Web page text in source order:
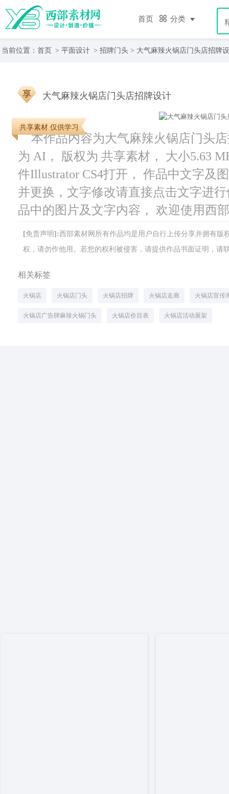
首页 分类
当前位置： 首页 > 平面设计 > 招牌门头 > 大气麻辣火锅店门头店招牌
大气麻辣火锅店门头店招牌设计
共享素材 仅供学习
本作品内容为大气麻辣火锅店门头
为 AI， 版权为 共享素材， 大小5.63
件Illustrator CS4打开， 作品中文字及
并更换，文字修改请直接点击文字进
品中的图片及文字内容， 欢迎使用西
[免责声明]:西部素材网所有作品均是用户自行上传分享并拥有
权，请勿作他用。若您的权利被侵害，请提供作品书面证明，请
相关标签
火锅店 火锅店门头 火锅店招牌 火锅店走廊 火锅店宣传
火锅店广告牌麻辣火锅门头 火锅店价目表 火锅店活动展架